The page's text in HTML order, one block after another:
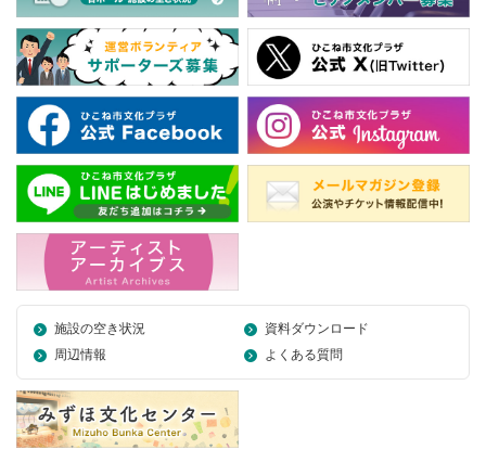
施設の空き状況
資料ダウンロード
周辺情報
よくある質問